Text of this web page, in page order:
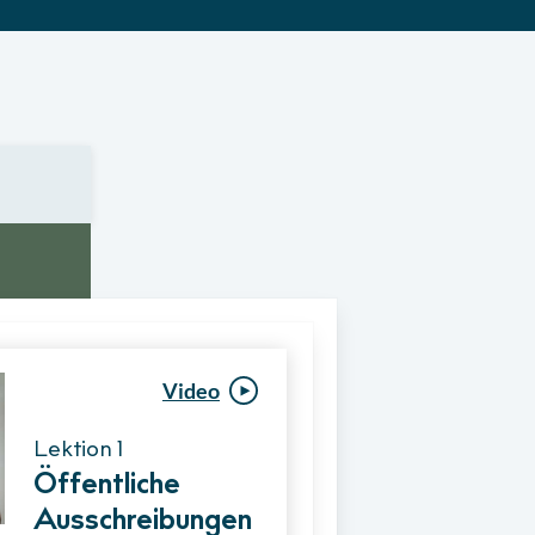
Video
Lektion 1
Öffentliche
AusschreibungenVergabeverfahre